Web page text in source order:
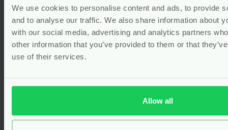
We use cookies to personalise content and ads, to provide
and to analyse our traffic. We also share information about
with our social media, advertising and analytics partners
other information that you’ve provided to them or that
use of their services.
Allow all